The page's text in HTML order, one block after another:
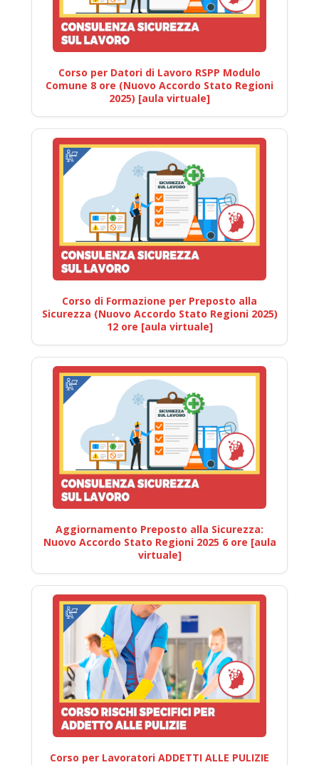
Corso per Datori di Lavoro RSPP Modulo
Comune 8 ore (Nuovo Accordo Stato Regioni
2025) [aula virtuale]
Corso di Formazione per Preposto alla
Sicurezza (Nuovo Accordo Stato Regioni 2025)
12 ore [aula virtuale]
Aggiornamento Preposto alla Sicurezza:
Nuovo Accordo Stato Regioni 2025 6 ore [aula
virtuale]
Corso per Lavoratori ADDETTI ALLE PULIZIE